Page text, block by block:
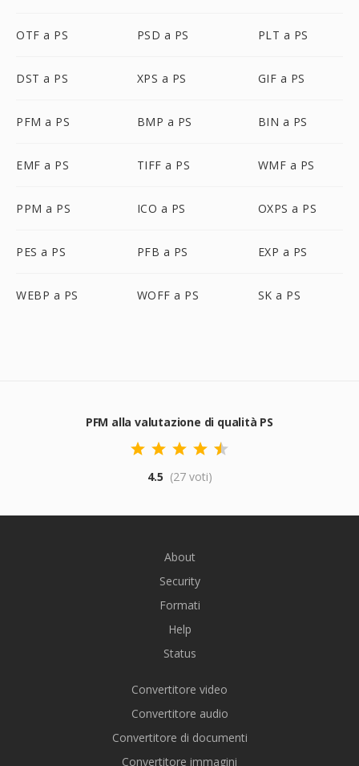
OTF a PS PSD a PS PLT a PS
DST a PS XPS a PS GIF a PS
PFM a PS BMP a PS BIN a PS
EMF a PS TIFF a PS WMF a PS
PPM a PS ICO a PS OXPS a PS
PES a PS PFB a PS EXP a PS
WEBP a PS WOFF a PS SK a PS
PFM alla valutazione di qualità PS
4.5 (27 voti)
About
Security
Formati
Help
Status
Convertitore video
Convertitore audio
Convertitore di documenti
Convertitore immagini